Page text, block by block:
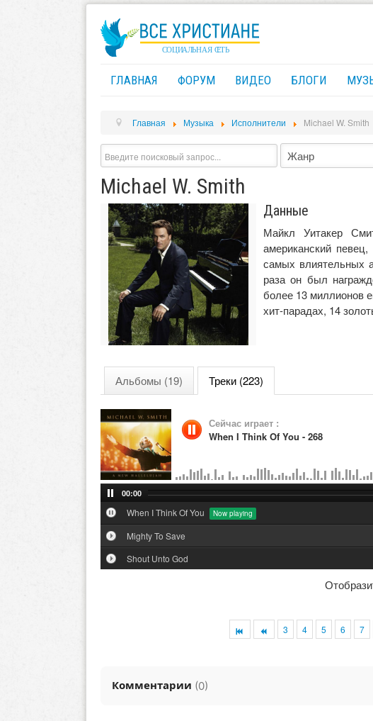
ГЛАВНАЯ ФОРУМ ВИДЕО БЛОГИ
Главная Музыка Исполнители Michael W. Smith
Michael W. Smith
Данные
Майкл Уитакер
американский
самых влиятельных
раза он был
более 13 миллионов
хит-парадах, 14
Альбомы (19) Треки (223)
Сейчас играет :
When I Think Of You - 268
00:00
When I Think Of You
Mighty To Save
Shout Unto God
3 4 5 6 7
Комментарии (0)